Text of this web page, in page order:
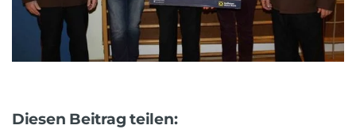
Diesen Beitrag teilen: